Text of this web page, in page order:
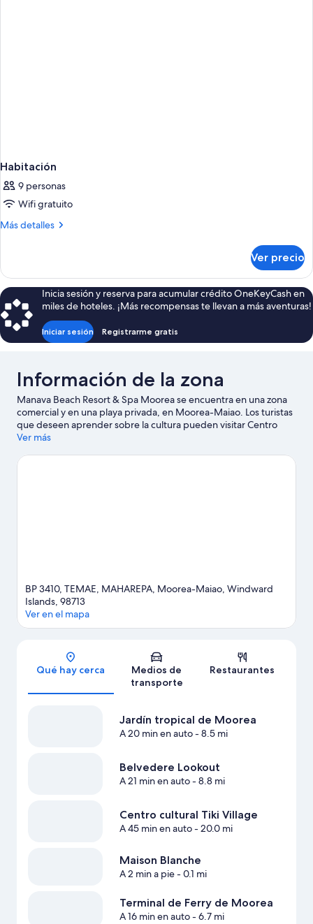
Habitación
9 personas
Wifi gratuito
Más detalles
Más
Ver precio
Inicia sesión y reserva para acumular crédito OneKeyCash en
miles de hoteles. ¡Más recompensas te llevan a más aventuras!
Iniciar sesión Registrarme gratis
Información de la zona
Manava Beach Resort & Spa Moorea se encuentra en una zona
comercial y en una playa privada, en Moorea-Maiao. Los turistas
que deseen aprender sobre la cultura pueden visitar Centro
cultural Tiki Village, mientras que las personas que quieran
y Jardín tropical de Moorea. También puedes darte una vuelta
Ver más
BP 3410, TEMAE, MAHAREPA, Moorea-Maiao, Windward
Islands, 98713
Ver en el mapa
Qué hay cerca
Medios de
transporte
Restaurantes
Jardín tropical de Moorea
A 20 min en auto- 8.5 mi
Belvedere Lookout
A 21 min en auto- 8.8 mi
Centro cultural Tiki Village
A 45 min en auto- 20.0 mi
Maison Blanche
A 2 min a pie- 0.1 mi
Terminal de Ferry de Moorea
A 16 min en auto- 6.7 mi